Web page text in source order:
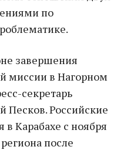
по
завершения
миссии в Нагорном
секретарь
Песков. Российские
Карабахе с ноября
после